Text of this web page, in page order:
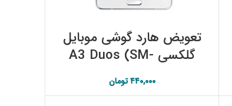
تعویض هارد گوشی موبایل
گلکسی A3 Duos (SM-
A300F/DS) سامسونگ
۴۴۰,۰۰۰تومان